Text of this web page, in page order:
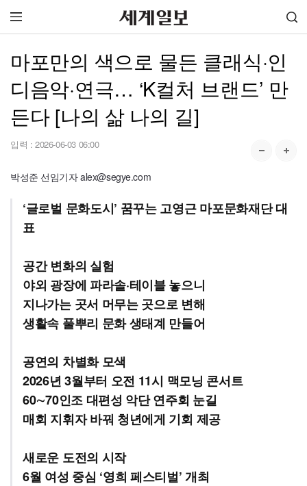
마포만의 색으로 물든 클래식·인
디음악·연극… ‘K컬처 브랜드’ 만
든다 [나의 삶 나의 길]
입력 : 2026-06-03 06:00
박성준 선임기자 alex@segye.com
‘글로벌 문화도시’ 꿈꾸는 고영근 마포문화재단 대
표
공간 변화의 실험
야외 광장에 파라솔·테이블 놓으니
지나가는 곳서 머무는 곳으로 변해
생활속 풀뿌리 문화 생태계 만들어
공연의 차별화 모색
2026년 3월부터 오전 11시 맥모닝 콘서트
60∼70인조 대편성 악단 연주회 눈길
매회 지휘자 바꿔 청년에게 기회 제공
새로운 도전의 시작
6월 여성 중심 ‘영희 페스티벌’ 개최